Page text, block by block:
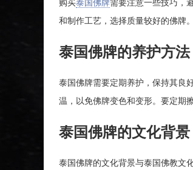
购买泰国佛牌需要注意一些技巧，
和制作工艺，选择质量较好的佛牌
泰国佛牌的养护方法
泰国佛牌需要定期养护，保持其良
温，以免佛牌变色和变形。要定期
泰国佛牌的文化背景
泰国佛牌的文化背景与泰国佛教文